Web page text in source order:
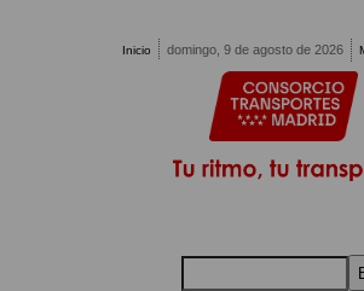
Inicio domingo, 9 de agosto de 2026